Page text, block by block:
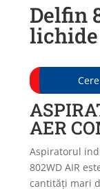
Delfin
lichide
AER
Aspiratorul
802WD AIR
cantități mari